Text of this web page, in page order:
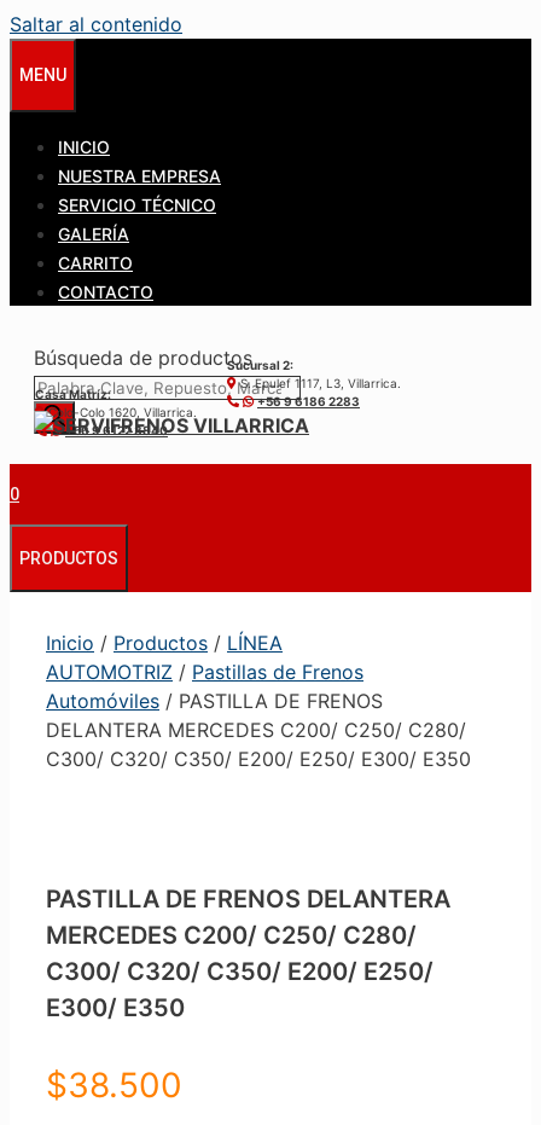
Saltar al contenido
MENU
INICIO
NUESTRA EMPRESA
SERVICIO TÉCNICO
GALERÍA
CARRITO
CONTACTO
Búsqueda de productos
Casa Matríz:
Colo-Colo 1620, Villarrica.
+56 9 6122 3840
Sucursal 2:
S. Epulef 1117, L3, Villarrica.
+56 9 6186 2283
0
PRODUCTOS
Inicio / Productos / LÍNEA
AUTOMOTRIZ / Pastillas de Frenos
Automóviles / PASTILLA DE FRENOS
DELANTERA MERCEDES C200/ C250/ C280/
C300/ C320/ C350/ E200/ E250/ E300/ E350
PASTILLA DE FRENOS DELANTERA
MERCEDES C200/ C250/ C280/
C300/ C320/ C350/ E200/ E250/
E300/ E350
$38.500